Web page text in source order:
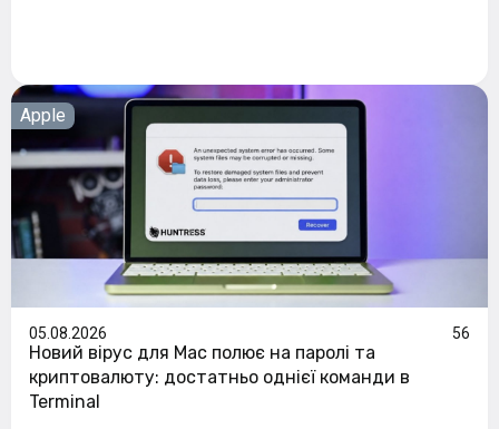
Apple
05.08.2026 56
Новий вірус для Mac полює на паролі та
криптовалюту: достатньо однієї команди в
Terminal